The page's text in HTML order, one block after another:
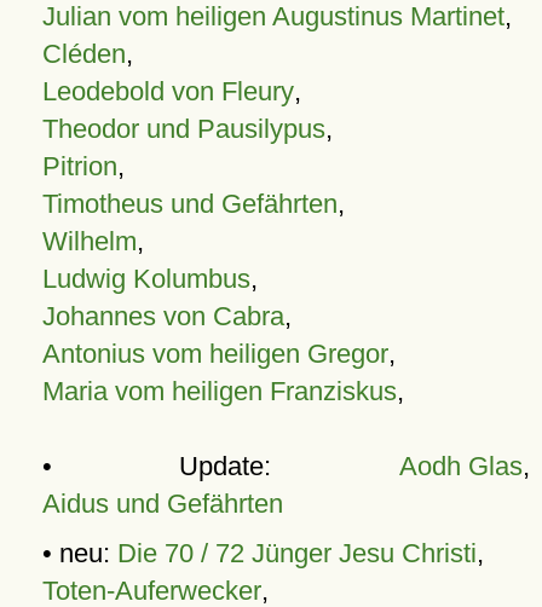
Julian vom heiligen Augustinus Martinet,
Cléden,
Leodebold von Fleury,
Theodor und Pausilypus,
Pitrion,
Timotheus und Gefährten,
Wilhelm,
Ludwig Kolumbus,
Johannes von Cabra,
Antonius vom heiligen Gregor,
Maria vom heiligen Franziskus,
• Update: Aodh Glas,
Aidus und Gefährten
• neu: Die 70 / 72 Jünger Jesu Christi,
Toten-Auferwecker,